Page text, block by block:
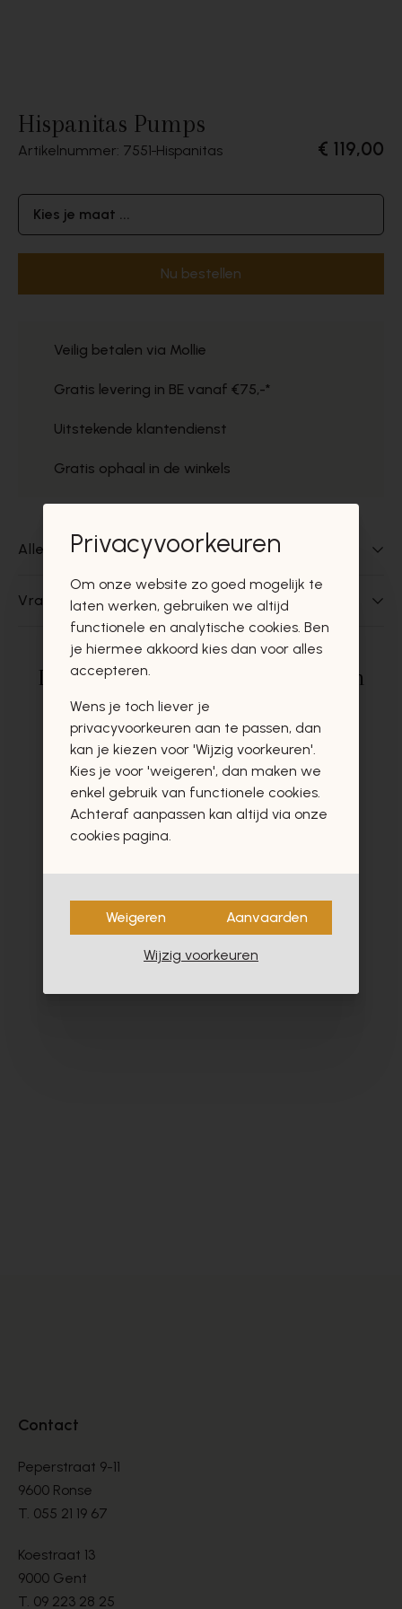
Hispanitas Pumps
Artikelnummer: 7551 Hispanitas € 119,00
Kies je maat ...
Nu bestellen
Veilig betalen via Mollie
Gratis levering in BE vanaf €75,-*
Uitstekende klantendienst
Gratis ophaal in de winkels
Alles over dit product
Vragen over dit product?
Deze producten zullen u zeker en
vast ook interesseren
Contact
Peperstraat 9-11
9600 Ronse
T. 055 21 19 67
Koestraat 13
9000 Gent
T. 09 223 28 25
Privacyvoorkeuren
Om onze website zo goed mogelijk te
laten werken, gebruiken we altijd
functionele en analytische cookies. Ben
je hiermee akkoord kies dan voor alles
accepteren.
Wens je toch liever je
privacyvoorkeuren aan te passen, dan
kan je kiezen voor 'Wijzig voorkeuren'.
Kies je voor 'weigeren', dan maken we
enkel gebruik van functionele cookies.
Achteraf aanpassen kan altijd via onze
cookies pagina.
Weigeren Aanvaarden
Wijzig voorkeuren